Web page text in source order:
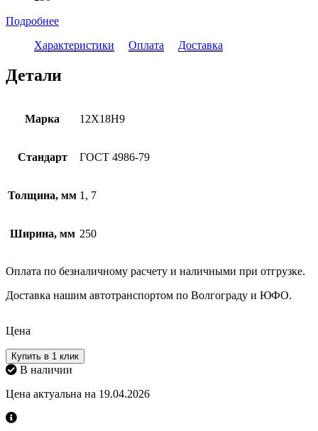
Подробнее
Характеристики
Оплата Доставка
Детали
Марка 12Х18Н9
Стандарт ГОСТ 4986-79
Толщина, мм 1, 7
Ширина, мм 250
Оплата по безналичному расчету и наличными при отгрузке.
Доставка нашим автотранспортом по Волгограду и ЮФО.
Цена
Купить в 1 клик
В наличии
Цена актуальна на 19.04.2026